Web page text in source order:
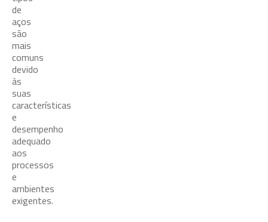
de
aços
são
mais
comuns
devido
às
suas
características
e
desempenho
adequado
aos
processos
e
ambientes
exigentes.